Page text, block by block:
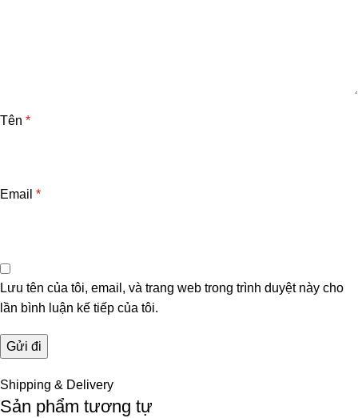
Tên *
Email *
Lưu tên của tôi, email, và trang web trong trình duyệt này cho
lần bình luận kế tiếp của tôi.
Shipping & Delivery
Sản phẩm tương tự